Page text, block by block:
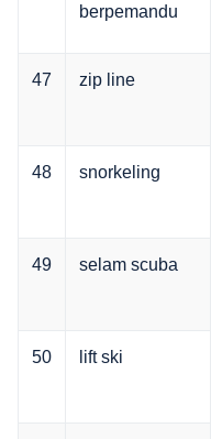
berpemandu
47 zip line
48 snorkeling
49 selam scuba
50 lift ski